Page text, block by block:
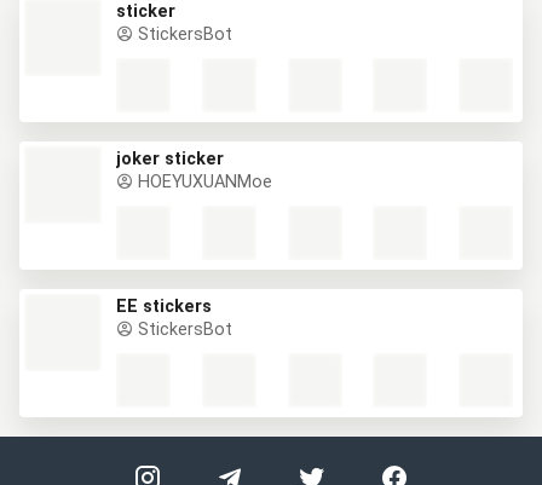
sticker
StickersBot
joker sticker
HOEYUXUANMoe
EE stickers
StickersBot